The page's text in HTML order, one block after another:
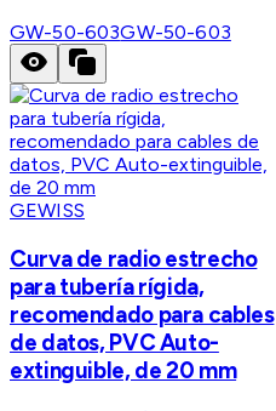
GW-50-603GW-50-603
GEWISS
Curva de radio estrecho
para tubería rígida,
recomendado para cables
de datos, PVC Auto-
extinguible, de 20 mm